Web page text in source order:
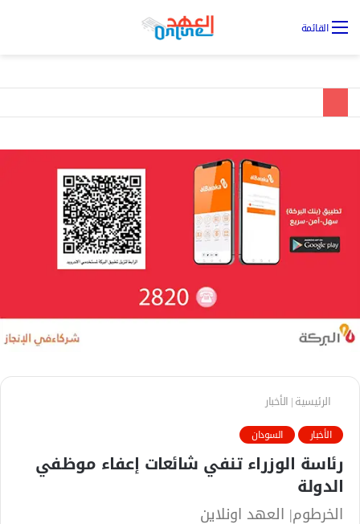
القائمة
الرئيسية| الأخبار
الأخبار السودان
رئاسة الوزراء تنفي شائعات إعفاء موظفي
الدولة
الخرطوم| العهد اونلاين